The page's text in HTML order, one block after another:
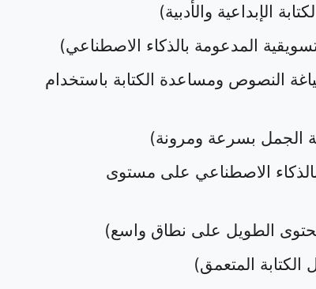
الإبداعية والأدبية)
المدعومة بالذكاء الاصطناعي)
النصوص ومساعدة الكتابة باستخدام
الجمل بسرعة ومرونة)
الاصطناعي على مستوى
الطويل على نطاق واسع)
الكتابة المتعمق)